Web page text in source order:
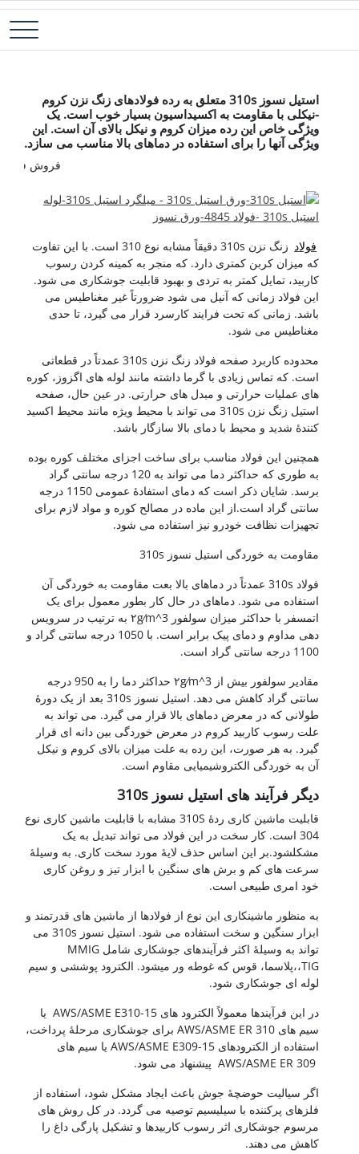
پرش فولاد آلیاژی-میلگرد آلیاژی-تسمه آلیاژی-ورق آلیاژی-لوله آلیاژی-نبشی
استیل نسوز 310s متعلق به رده فولادهای زنگ نزن کروم
-نیکلی با مقاومت به اکسیداسیون بسیار خوب است. یک
ویژگی خاص این رده میزان کروم و نیکل بالای آن است. این
ویژگی آنها را برای استفاده در دماهای بالا مناسب می سازد.
فروش فولاد نورد سرد-
فولاد
زنگ نزن 310s دقیقاً مشابه نوع 310 است. با این تفاوت
که میزان کربن کمتری دارد. که منجر به کمینه کردن رسوب
کاربید، تمایل کمتر به تردی و بهبود قابلیت جوشکاری می شود.
این فولاد زمانی که آنیل می شود ضرورتاً غیر مغناطیس می
باشد. زمانی که تحت فرایند کارسرد قرار می گیرد، تا حدی
مغناطیس می شود.
محدوده کاربرد صفحه فولاد زنگ نزن 310s عمدتاً در قطعاتی
است. که تماس زیادی با گرما داشته مانند لوله های اگزوز، کوره
های عملیات حرارتی و مبدل های حرارتی. در عین حال، صفحه
استیل زنگ نزن 310s می تواند با محیط ویژه مانند محیط اکسید
کنندۀ شدید و محیط با دمای بالا سازگار باشد.
همچنین این فولاد مناسب برای ساخت اجزای مختلف کوره بوده
به طوری که حداکثر دما می تواند به 120 درجه سانتی گراد
برسد. شایان ذکر است که دمای استفادۀ عمومی 1150 درجه
سانتی گراد است.از این ماده در مصالح کوره و مواد لازم برای
تجهیزات نظافت خودرو نیز استفاده می شود.
مقاومت به خوردگی استیل نسوز 310s
فولاد 310s عمدتاً در دماهای بالا بعت مقاومت به خوردگی آن
استفاده می شود. دماهای در حال کار بطور معمول برای یک
اتمسفر با حداکثر میزان سولفور ۲g⁄m^3 به ترتیب در سرویس
دهی مداوم و دمای پیک برابر است. با 1050 درجه سانتی گراد و
1100 درجه سانتی گراد است.
مقادیر سولفور بیش از ۲g⁄m^3 حداکثر دما را به 950 درجه
سانتی گراد کاهش می دهد. استیل نسوز 310s بعد از یک دورۀ
طولانی که در معرض دماهای بالا قرار می گیرد. می تواند به
علت رسوب کاربید کروم در معرض خوردگی بین دانه ای قرار
گیرد. به هر صورت، این رده به علت میزان بالای کروم و نیکل
آن به خوردگی الکتروشیمیایی مقاوم است.
دیگر فرآیند های استیل نسوز 310s
قابلیت ماشین کاری ردۀ 310S مشابه با قابلیت ماشین کاری نوع
304 است. کار سخت در این فولاد می تواند تبدیل به یک
مشکلشود.بر این اساس حذف لایۀ مورد سخت کاری. به وسیلۀ
سرعت های کم و برش های سنگین با ابزار تیز و روغن کاری
خود امری طبیعی است.
به منظور ماشینکاری این نوع از فولادها از ماشین های قدرتمند و
ابزار سنگین و سخت استفاده می شود. استیل نسوز 310s می
تواند به وسیلۀ اکثر فرآیندهای جوشکاری شامل MMIG
،TIG،پلاسما، قوس که غوطه ور میشود. الکترود پوششی و سیم
لوله ای جوشکاری شود.
در این فرآیندها معمولاً الکترود های AWS/ASME E310-15 یا
سیم های AWS/ASME ER 310 برای جوشکاری مرحلۀ پرداخت،
استفاده از الکترودهای AWS/ASME E309-15 یا سیم های
اگر سیالیت حوضچۀ جوش باعث ایجاد مشکل شود، استفاده از
فلزهای پرکننده با سیلیسیم توصیه می گردد. در کل روش های
مرسوم جوشکاری اثر رسوب کاربیدها و تشکیل پارگی داغ را
کاهش می دهند.